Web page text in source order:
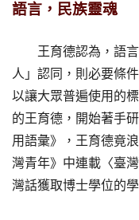
語言，民族靈魂
王育德認為，語言
人」認同，則必要條
以讓大眾普遍使用的
的王育德，開始著手
用語彙》，王育德竟
灣青年》中連載〈臺
灣話獲取博士學位的學